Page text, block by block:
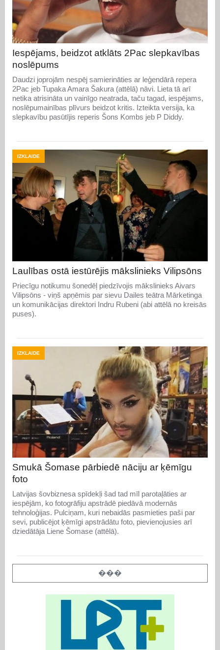
Iespējams, beidzot atklāts 2Pac slepkavības
noslēpums
Daudzi joprojām nespēj samierināties ar leģendārā repera
2Pac jeb Tupaka Amara Šakura (attēlā) nāvi. Lieta tā arī
netika atrisināta un vainīgo neatrada, taču tagad, iespējams,
noslēpumainības plīvurs beidzot kritis. Izteikta versija, ka
slepkavību pasūtījis reperis Šons Kombs jeb P Diddy.
IZKLAIDE
Laulības ostā iestūrējis mākslinieks Vilipsōns
Priecīgu notikumu šonedēļ piedzīvojis mākslinieks Aivars
Vilipsōns - viņš apņēmis par sievu Dailes teātra Mārketinga
un komunikācijas direktori Indru Rubeni (abi attēlā no kreisās
puses).
IZKLAIDE
Smukā Šomase pārbiedē nāciju ar ķēmīgu
foto
Latvijas šovbiznesa spīdekļi šad tad mīl parotaļāties ar
iespējām, ko fotogrāfiju apstrādē piedāvā modernās
tehnoloģijas. Pulciņam, kuri nebaidās pasmieties paši par
sevi, publicējot ķēmīgi apstrādātu foto, pievienojusies arī
dziedātāja Liene Šomase (attēlā).
���